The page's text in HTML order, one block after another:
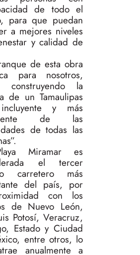
de todo el
para que puedan
a mejores niveles
y calidad de
de esta obra
para nosotros,
construyendo la
de un Tamaulipas
y más
de las
de todas las
Miramar es
el tercer
carretero más
del país, por
con los
de Nuevo León,
Potosí, Veracruz,
Estado y Ciudad
entre otros, lo
anualmente a